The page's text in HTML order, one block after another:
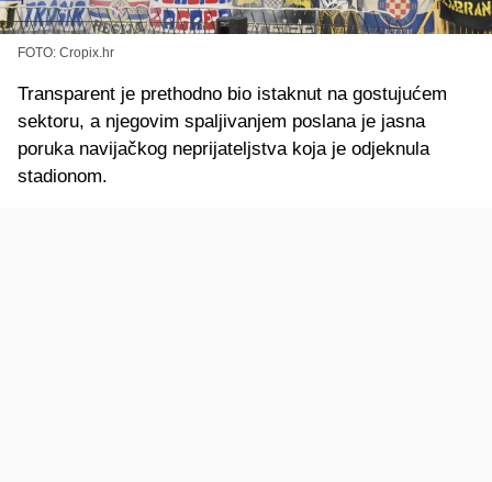
FOTO: Cropix.hr
Transparent je prethodno bio istaknut na gostujućem
sektoru, a njegovim spaljivanjem poslana je jasna
poruka navijačkog neprijateljstva koja je odjeknula
stadionom.